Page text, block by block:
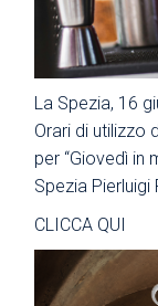
La Spezia, 16
Orari di utilizzo
per “Giovedì in
Spezia Pierluigi
CLICCA QUI